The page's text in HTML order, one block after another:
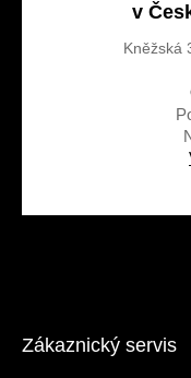
v
Kněžská
Zákaznický servis